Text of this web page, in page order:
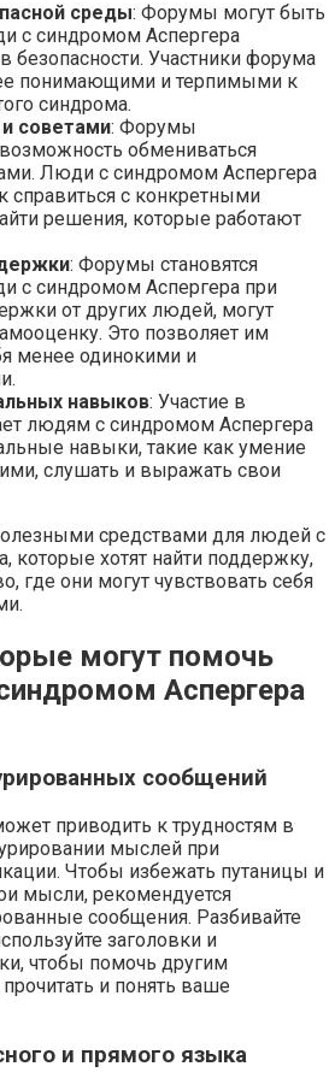
среды: Форумы могут быть
с синдромом Аспергера
безопасности. Участники форума
понимающими и терпимыми к
синдрома.
советами: Форумы
обмениваться
Люди с синдромом Аспергера
справиться с конкретными
решения, которые работают
: Форумы становятся
с синдромом Аспергера при
от других людей, могут
Это позволяет им
менее одинокими и
навыков: Участие в
людям с синдромом Аспергера
навыки, такие как умение
слушать и выражать свои
средствами для людей с
которые хотят найти поддержку,
где они могут чувствовать себя
могут помочь
Аспергера
сообщений
приводить к трудностям в
мыслей при
Чтобы избежать путаницы и
мысли, рекомендуется
сообщения. Разбивайте
заголовки и
чтобы помочь другим
и понять ваше
и прямого языка